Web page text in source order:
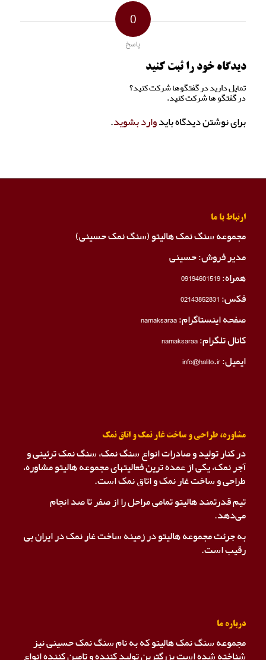
0
پاسخ
دیدگاه خود را ثبت کنید
تمایل دارید در گفتگوها شرکت کنید؟
در گفتگو ها شرکت کنید.
برای نوشتن دیدگاه بایدوارد بشوید.
ارتباط با ما
مجموعه سنگ نمک هالیتو (سنگ نمک حسینی)
مدیر فروش: حسینی
همراه:09194601519
فکس:02143852831
صفحه اینستاگرام:namaksaraa
کانال تلگرام:namaksaraa
ایمیل: info@halito.ir
مشاوره، طراحی و ساخت غار نمک و اتاق نمک
در کنار تولید و صادرات انواع سنگ نمک، سنگ نمک ترئینی و
آجر نمک، یکی از عمده ترین فعالیتهای مجموعه هالیتو مشاوره،
طراحی و ساخت غار نمک و اتاق نمک است.
تیم قدرتمند هالیتو تمامی مراحل را از صفر تا صد انجام
می‌دهد.
به جرئت مجموعه هالیتو در زمینه ساخت غار نمک در ایران بی
رقیب است.
درباره ما
مجموعه سنگ نمک هالیتو که به نام سنگ نمک حسینی نیز